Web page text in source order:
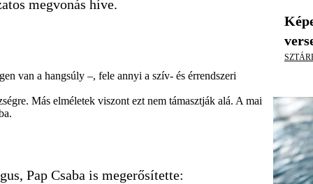
megvonás híve.
van a hangsúly –, fele annyi a szív- és érrendszeri
Más elméletek viszont ezt nem támasztják alá. A mai
Pap Csaba is megerősítette: